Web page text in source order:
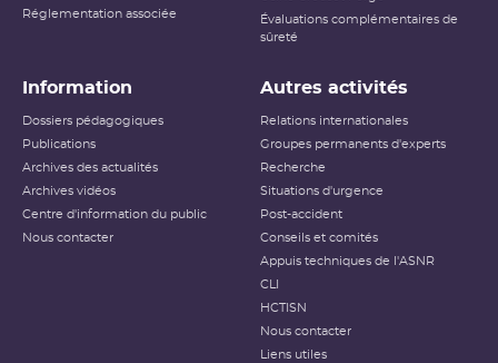
Réglementation associée
Évaluations complémentaires de
sûreté
Information
Dossiers pédagogiques
Publications
Archives des actualités
Archives vidéos
Centre d'information du public
Nous contacter
Autres activités
Relations internationales
Groupes permanents d'experts
Recherche
Situations d'urgence
Post-accident
Conseils et comités
Appuis techniques de l'ASNR
CLI
HCTISN
Nous contacter
Liens utiles